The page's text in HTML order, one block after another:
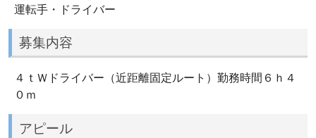
運転手・ドライバー
募集内容
４ｔＷドライバー（近距離固定ルート）勤務時間６ｈ４
０ｍ
アピール